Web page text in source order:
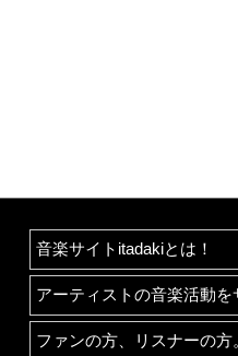
音楽サイトitadakiとは！
アーティストの音楽活動を
ファンの方、リスナーの方